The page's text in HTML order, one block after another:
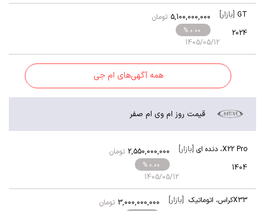
GT [بازار]
2024
1405/05/12
% 0.00
تومان 5,100,000,000
همه آگهی‌های ام جی
قیمت روز ام وی ام صفر
X22 Pro، دنده ای [بازار]
1404
1405/05/12
% 0.00
تومان 2,550,000,000
X33کراس ، اتوماتیک [بازار] تومان 3,000,000,000